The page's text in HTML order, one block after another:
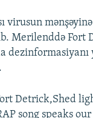
virusun
Merilenddə Fort
dezinformasiyanı
Detrick,Shed
song speaks